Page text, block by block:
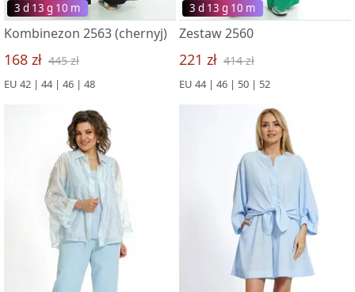
3 d 13 g 09 m
Kombinezon 2563 (chernyj)
168 zł 445 zł
EU 42 | 44 | 46 | 48
3 d 13 g 09 m
Zestaw 2560
221 zł 414 zł
EU 44 | 46 | 50 | 52